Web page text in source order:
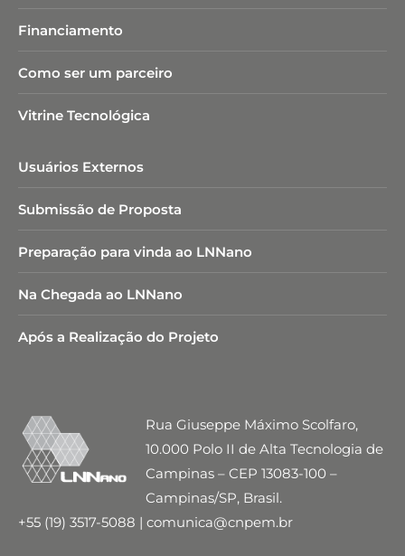
Financiamento
Como ser um parceiro
Vitrine Tecnológica
Usuários Externos
Submissão de Proposta
Preparação para vinda ao LNNano
Na Chegada ao LNNano
Após a Realização do Projeto
Rua Giuseppe Máximo Scolfaro,
10.000 Polo II de Alta Tecnologia de
Campinas – CEP 13083-100 –
Campinas/SP, Brasil.
+55 (19) 3517-5088 | comunica@cnpem.br